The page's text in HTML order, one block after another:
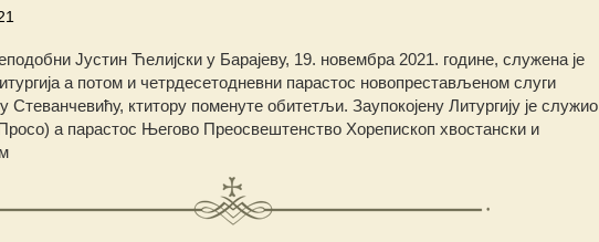
Јустин Ћелијски у Барајеву, 19. новембра 2021. године, служена је
а потом и четрдесетодневни парастос новопрестављеном слуги
ктитору поменуте обитетљи. Заупокојену Литургију је служио
а парастос Његово Преосвештенство Хорепископ хвостански и